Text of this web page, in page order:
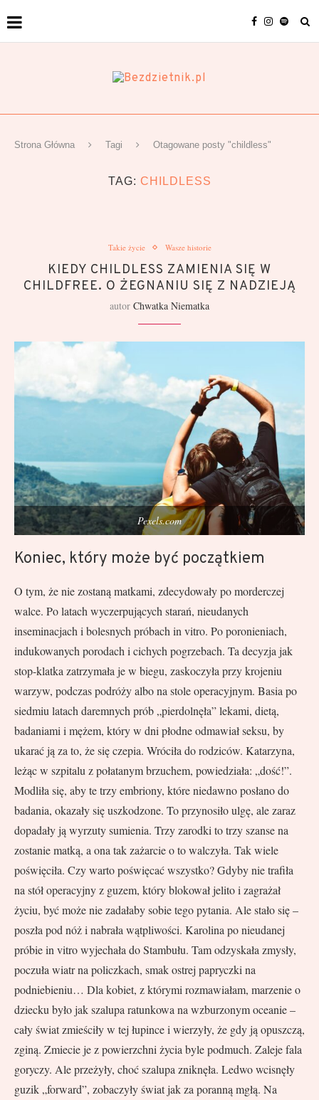
Strona Główna Tagi Otagowane posty "childless"
TAG: CHILDLESS
Takie życie Wasze historie
KIEDY CHILDLESS ZAMIENIA SIĘ W
CHILDFREE. O ŻEGNANIU SIĘ Z NADZIEJĄ
autor Chwatka Niematka
Pexels.com
Koniec, który może być początkiem
O tym, że nie zostaną matkami, zdecydowały po morderczej
walce. Po latach wyczerpujących starań, nieudanych
inseminacjach i bolesnych próbach in vitro. Po poronieniach,
indukowanych porodach i cichych pogrzebach. Ta decyzja jak
stop-klatka zatrzymała je w biegu, zaskoczyła przy krojeniu
warzyw, podczas podróży albo na stole operacyjnym. Basia po
siedmiu latach daremnych prób „pierdolnęła” lekami, dietą,
badaniami i mężem, który w dni płodne odmawiał seksu, by
ukarać ją za to, że się czepia. Wróciła do rodziców. Katarzyna,
leżąc w szpitalu z połatanym brzuchem, powiedziała: „dość!”.
Modliła się, aby te trzy embriony, które niedawno posłano do
badania, okazały się uszkodzone. To przynosiło ulgę, ale zaraz
dopadały ją wyrzuty sumienia. Trzy zarodki to trzy szanse na
zostanie matką, a ona tak zażarcie o to walczyła. Tak wiele
poświęciła. Czy warto poświęcać wszystko? Gdyby nie trafiła
na stół operacyjny z guzem, który blokował jelito i zagrażał
życiu, być może nie zadałaby sobie tego pytania. Ale stało się –
poszła pod nóż i nabrała wątpliwości. Karolina po nieudanej
próbie in vitro wyjechała do Stambułu. Tam odzyskała zmysły,
poczuła wiatr na policzkach, smak ostrej papryczki na
podniebieniu… Dla kobiet, z którymi rozmawiałam, marzenie o
dziecku było jak szalupa ratunkowa na wzburzonym oceanie –
cały świat zmieściły w tej łupince i wierzyły, że gdy ją opuszczą,
zginą. Zmiecie je z powierzchni życia byle podmuch. Zaleje fala
goryczy. Ale przeżyły, choć szalupa zniknęła. Ledwo wcisnęły
guzik „forward”, zobaczyły świat jak za poranną mgłą. Na